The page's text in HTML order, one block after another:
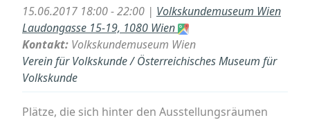
15.06.2017 18:00 - 22:00 | Volkskundemuseum Wien
Laudongasse 15-19, 1080 Wien
Kontakt: Volkskundemuseum Wien
Verein für Volkskunde / Österreichisches Museum für
Volkskunde
Plätze, die sich hinter den Ausstellungsräumen